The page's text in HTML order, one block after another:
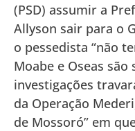
(PSD) assumir a
Allyson sair para o
o pessedista “não
Moabe e Oseas são
investigações
da Operação
de Mossoró” em